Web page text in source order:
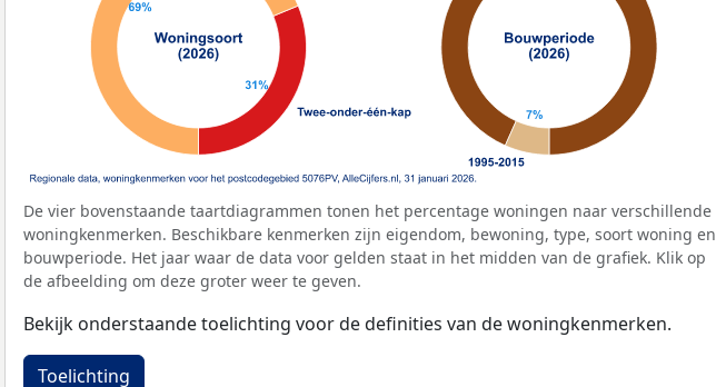
De vier bovenstaande taartdiagrammen tonen het percentage woningen naar verschillende
woningkenmerken. Beschikbare kenmerken zijn eigendom, bewoning, type, soort woning en
bouwperiode. Het jaar waar de data voor gelden staat in het midden van de grafiek. Klik op
de afbeelding om deze groter weer te geven.
Bekijk onderstaande toelichting voor de definities van de woningkenmerken.
Toelichting